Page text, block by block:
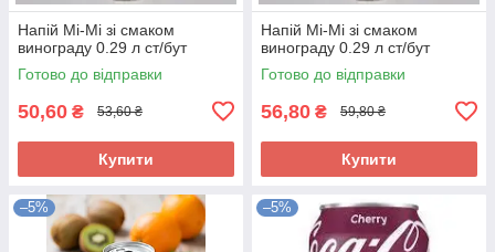
Напій Mi-Mi зі смаком
винограду 0.29 л ст/бут
Готово до відправки
50,60 ₴ 53,60 ₴
Купити
Напій Mi-Mi зі смаком
винограду 0.29 л ст/бут
Готово до відправки
56,80 ₴ 59,80 ₴
Купити
–5% –5%